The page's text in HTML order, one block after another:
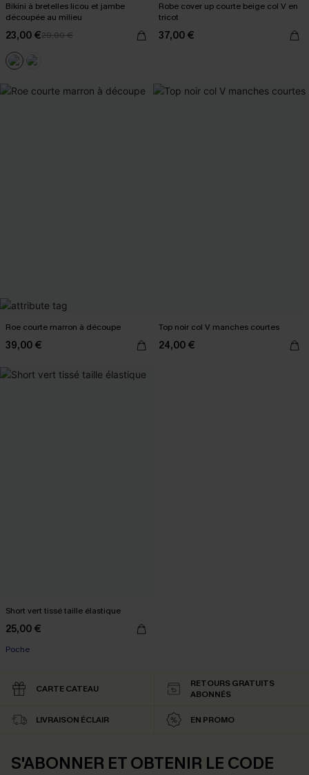
Bikini à bretelles licou et jambe
découpée au milieu
23,00 €29,00 €
Robe cover up courte beige col V en
tricot
37,00 €
Roe courte marron à découpe
39,00 €
Top noir col V manches courtes
24,00 €
Short vert tissé taille élastique
25,00 €
Poche
CARTE CATEAU
RETOURS GRATUITS
ABONNÉS
LIVRAISON ÉCLAIR EN PROMO
S'ABONNER ET OBTENIR LE CODE